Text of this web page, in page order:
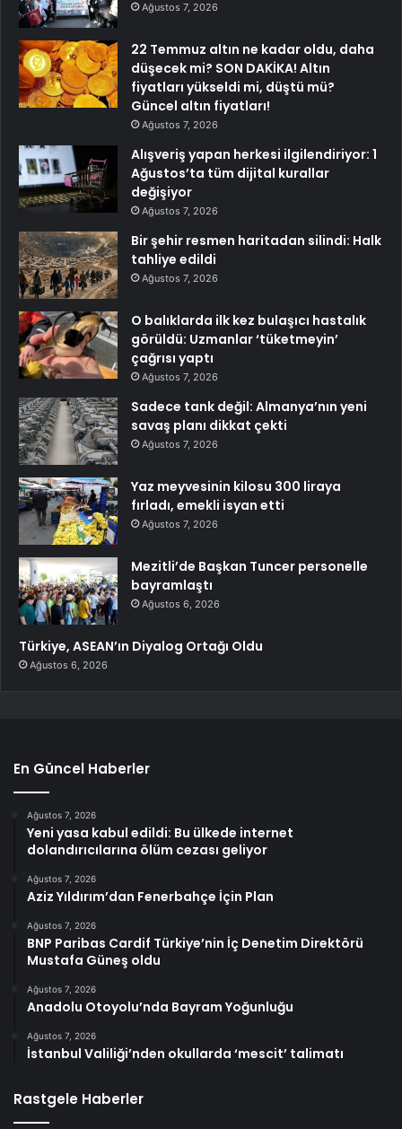
Ağustos 7, 2026
22 Temmuz altın ne kadar oldu, daha
düşecek mi? SON DAKİKA! Altın
fiyatları yükseldi mi, düştü mü?
Güncel altın fiyatları!
Ağustos 7, 2026
Alışveriş yapan herkesi ilgilendiriyor: 1
Ağustos’ta tüm dijital kurallar
değişiyor
Ağustos 7, 2026
Bir şehir resmen haritadan silindi: Halk
tahliye edildi
Ağustos 7, 2026
O balıklarda ilk kez bulaşıcı hastalık
görüldü: Uzmanlar ‘tüketmeyin’
çağrısı yaptı
Ağustos 7, 2026
Sadece tank değil: Almanya’nın yeni
savaş planı dikkat çekti
Ağustos 7, 2026
Yaz meyvesinin kilosu 300 liraya
fırladı, emekli isyan etti
Ağustos 7, 2026
Mezitli’de Başkan Tuncer personelle
bayramlaştı
Ağustos 6, 2026
Türkiye, ASEAN’ın Diyalog Ortağı Oldu
Ağustos 6, 2026
En Güncel Haberler
Ağustos 7, 2026
Yeni yasa kabul edildi: Bu ülkede internet
dolandırıcılarına ölüm cezası geliyor
Ağustos 7, 2026
Aziz Yıldırım’dan Fenerbahçe İçin Plan
Ağustos 7, 2026
BNP Paribas Cardif Türkiye’nin İç Denetim Direktörü
Mustafa Güneş oldu
Ağustos 7, 2026
Anadolu Otoyolu’nda Bayram Yoğunluğu
Ağustos 7, 2026
İstanbul Valiliği’nden okullarda ‘mescit’ talimatı
Rastgele Haberler